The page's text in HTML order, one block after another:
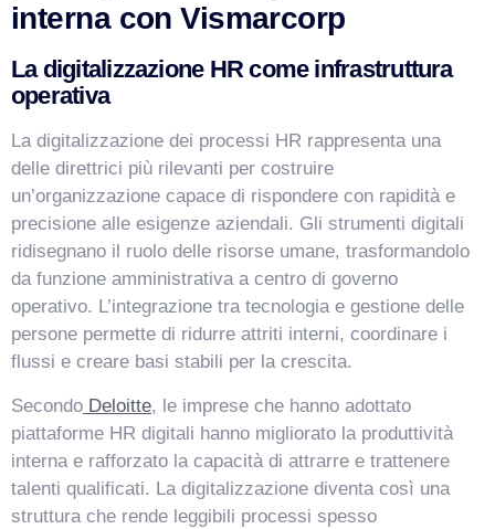
interna con Vismarcorp
La digitalizzazione HR come infrastruttura
operativa
La digitalizzazione dei processi HR rappresenta una
delle direttrici più rilevanti per costruire
un’organizzazione capace di rispondere con rapidità e
precisione alle esigenze aziendali. Gli strumenti digitali
ridisegnano il ruolo delle risorse umane, trasformandolo
da funzione amministrativa a centro di governo
operativo. L’integrazione tra tecnologia e gestione delle
persone permette di ridurre attriti interni, coordinare i
flussi e creare basi stabili per la crescita.
Secondo Deloitte, le imprese che hanno adottato
piattaforme HR digitali hanno migliorato la produttività
interna e rafforzato la capacità di attrarre e trattenere
talenti qualificati. La digitalizzazione diventa così una
struttura che rende leggibili processi spesso